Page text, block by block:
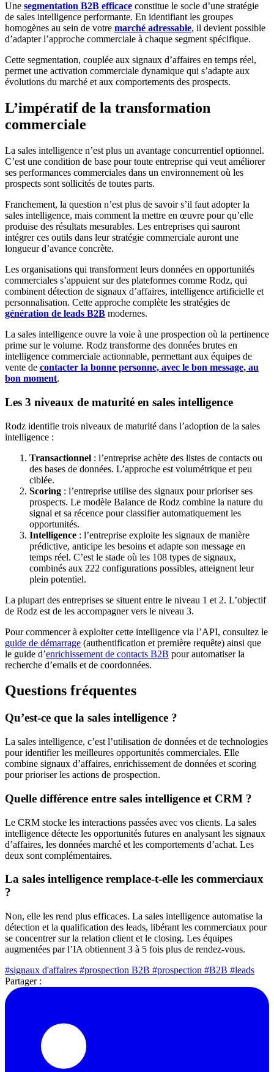
Une segmentation B2B efficace constitue le socle d’une stratégie
de sales intelligence performante. En identifiant les groupes
homogènes au sein de votre marché adressable, il devient possible
d’adapter l’approche commerciale à chaque segment spécifique.
Cette segmentation, couplée aux signaux d’affaires en temps réel,
permet une activation commerciale dynamique qui s’adapte aux
évolutions du marché et aux comportements des prospects.
L’impératif de la transformation
commerciale
La sales intelligence n’est plus un avantage concurrentiel optionnel.
C’est une condition de base pour toute entreprise qui veut améliorer
ses performances commerciales dans un environnement où les
prospects sont sollicités de toutes parts.
Franchement, la question n’est plus de savoir s’il faut adopter la
sales intelligence, mais comment la mettre en œuvre pour qu’elle
produise des résultats mesurables. Les entreprises qui sauront
intégrer ces outils dans leur stratégie commerciale auront une
longueur d’avance concrète.
Les organisations qui transforment leurs données en opportunités
commerciales s’appuient sur des plateformes comme Rodz, qui
combinent détection de signaux d’affaires, intelligence artificielle et
personnalisation. Cette approche complète les stratégies de
génération de leads B2B modernes.
La sales intelligence ouvre la voie à une prospection où la pertinence
prime sur le volume. Rodz transforme des données brutes en
intelligence commerciale actionnable, permettant aux équipes de
vente de contacter la bonne personne, avec le bon message, au
bon moment.
Les 3 niveaux de maturité en sales intelligence
Rodz identifie trois niveaux de maturité dans l’adoption de la sales
intelligence :
Transactionnel : l’entreprise achète des listes de contacts ou
des bases de données. L’approche est volumétrique et peu
ciblée.
Scoring : l’entreprise utilise des signaux pour prioriser ses
prospects. Le modèle Balance de Rodz combine la nature du
signal et sa récence pour classifier automatiquement les
opportunités.
Intelligence : l’entreprise exploite les signaux de manière
prédictive, anticipe les besoins et adapte son message en
temps réel. C’est le stade où les 108 types de signaux,
combinés aux 222 configurations possibles, atteignent leur
plein potentiel.
La plupart des entreprises se situent entre le niveau 1 et 2. L’objectif
de Rodz est de les accompagner vers le niveau 3.
Pour commencer à exploiter cette intelligence via l’API, consultez le
guide de démarrage (authentification et première requête) ainsi que
le guide d’enrichissement de contacts B2B pour automatiser la
recherche d’emails et de coordonnées.
Questions fréquentes
Qu’est-ce que la sales intelligence ?
La sales intelligence, c’est l’utilisation de données et de technologies
pour identifier les meilleures opportunités commerciales. Elle
combine signaux d’affaires, enrichissement de données et scoring
pour prioriser les actions de prospection.
Quelle différence entre sales intelligence et CRM ?
Le CRM stocke les interactions passées avec vos clients. La sales
intelligence détecte les opportunités futures en analysant les signaux
d’affaires, les données marché et les comportements d’achat. Les
deux sont complémentaires.
La sales intelligence remplace-t-elle les commerciaux
?
Non, elle les rend plus efficaces. La sales intelligence automatise la
détection et la qualification des leads, libérant les commerciaux pour
se concentrer sur la relation client et le closing. Les équipes
augmentées par l’IA obtiennent 3 à 5 fois plus de rendez-vous.
#signaux d'affaires #prospection B2B #prospection #B2B #leads
Partager :